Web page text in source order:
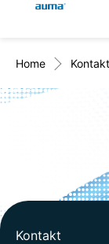
Produkte
Service
Karriere
Global
Asien
Suche
Home Kontakt
Kontakt